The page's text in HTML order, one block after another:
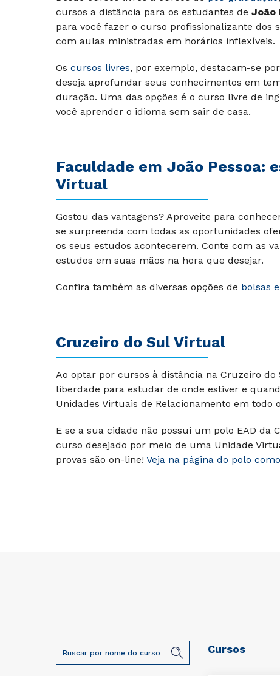
cursos a distância para os estudantes de João
para você fazer o curso profissionalizante
com aulas ministradas em horários inflexíveis.
Os cursos livres, por exemplo, destacam-se
deseja aprofundar seus conhecimentos em
duração. Uma das opções é o curso livre de
você aprender o idioma sem sair de casa.
Faculdade em João Pessoa:
Virtual
Gostou das vantagens? Aproveite para
se surpreenda com todas as oportunidades
os seus estudos acontecerem. Conte com as
estudos em suas mãos na hora que desejar.
Confira também as diversas opções de bolsas
Cruzeiro do Sul Virtual
Ao optar por cursos à distância na Cruzeiro
liberdade para estudar de onde estiver e
Unidades Virtuais de Relacionamento em todo
E se a sua cidade não possui um polo EAD
curso desejado por meio de uma Unidade
provas são on-line! Veja na página do polo
Cursos